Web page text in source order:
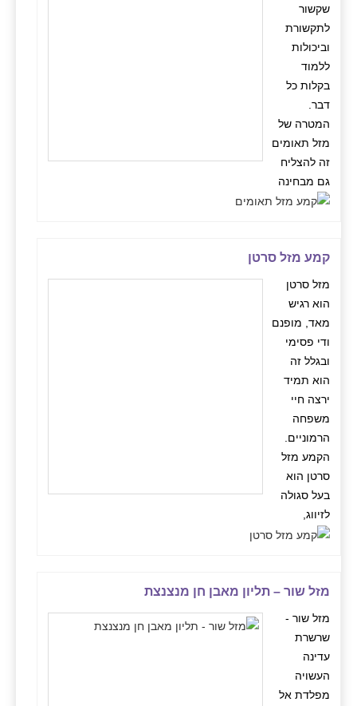
שקשור
לתקשורת
וביכולות
ללמוד
בקלות כל
דבר.
המטרה של
מזל תאומים
זה להצליח
גם מבחינה
קמע מזל סרטן
מזל סרטן
הוא רגיש
מאד, מופנם
ודי פסימי
ובגלל זה
הוא תמיד
ירצה חיי
משפחה
הרמוניים.
הקמע מזל
סרטן הוא
בעל סגולה
לזיווג,
מזל שור – תליון מאבן חן מנצנצת
מזל שור -
שרשרת
עדינה
העשויה
מפלדת אל